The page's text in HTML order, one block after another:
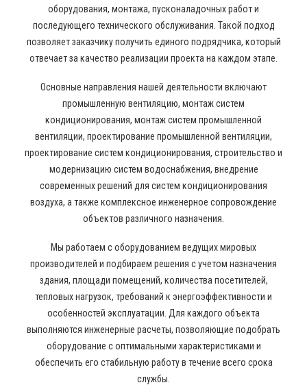
оборудования, монтажа, пусконаладочных работ и
последующего технического обслуживания. Такой подход
позволяет заказчику получить единого подрядчика, который
отвечает за качество реализации проекта на каждом этапе.
Основные направления нашей деятельности включают
промышленную вентиляцию, монтаж систем
кондиционирования, монтаж систем промышленной
вентиляции, проектирование промышленной вентиляции,
проектирование систем кондиционирования, строительство и
модернизацию систем водоснабжения, внедрение
современных решений для систем кондиционирования
воздуха, а также комплексное инженерное сопровождение
объектов различного назначения.
Мы работаем с оборудованием ведущих мировых
производителей и подбираем решения с учетом назначения
здания, площади помещений, количества посетителей,
тепловых нагрузок, требований к энергоэффективности и
особенностей эксплуатации. Для каждого объекта
выполняются инженерные расчеты, позволяющие подобрать
оборудование с оптимальными характеристиками и
обеспечить его стабильную работу в течение всего срока
службы.